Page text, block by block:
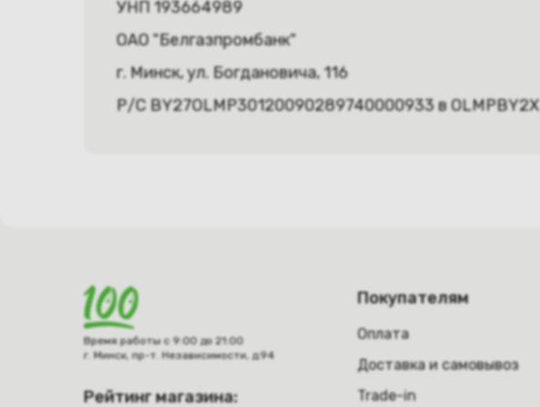
УНП 193664989
ОАО "Белгазпромбанк"
г. Минск, ул. Богдановича, 116
Р/С BY27OLMP30120090289740000933 в OLMPBY2X
Время работы с 9:00 до 21:00
г. Минск, пр-т. Независимости, д.94
Рейтинг магазина:
Покупателям
Оплата
Доставка и самовывоз
Trade-in